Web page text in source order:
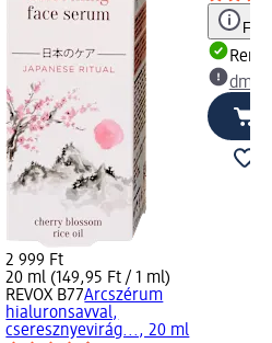
2 999 Ft
20 ml (149,95 Ft / 1 ml)
REVOX B77Arcszérum
hialuronsavval,
cseresznyevirág..., 20 ml
dm